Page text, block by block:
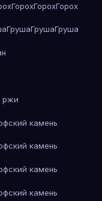
ГорохГорохГорох
ГрушаГрушаГруша
ржи
камень
камень
камень
камень